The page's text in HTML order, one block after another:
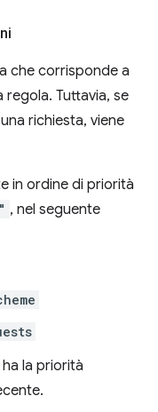
che corrisponde a
regola. Tuttavia, se
richiesta, viene
in ordine di priorità
, nel seguente
la priorità